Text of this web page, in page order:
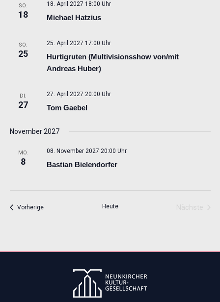
SO.
18 Michael Hatzius
18. April 2027 18:00 Uhr
SO.
25
Hurtigruten (Multivisionsshow von/mit
Andreas Huber)
25. April 2027 17:00 Uhr
DI.
27 Tom Gaebel
27. April 2027 20:00 Uhr
November 2027
MO.
8 Bastian Bielendorfer
08. November 2027 20:00 Uhr
VorherigeVeranstaltungen Heute